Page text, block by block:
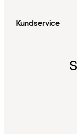
Kundservice